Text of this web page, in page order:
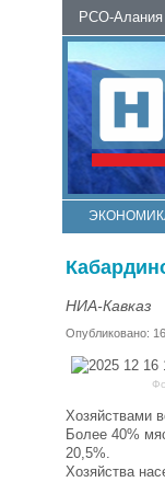
РСО-Алания
НИА-Кавказ
Опубликовано:
Хозяйствами
Более 40%
20,5%.
Хозяйства